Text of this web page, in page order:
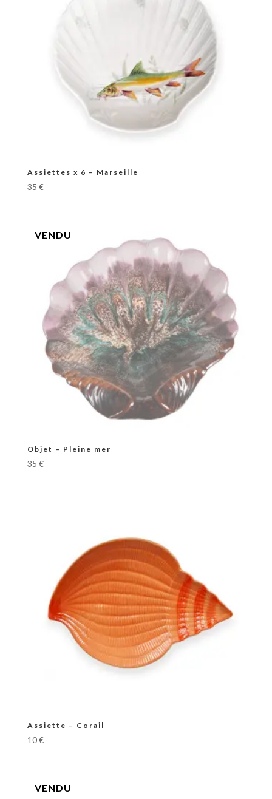
Assiettes x 6 – Marseille
35 €
Objet – Pleine mer
35 €
Assiette – Corail
10€